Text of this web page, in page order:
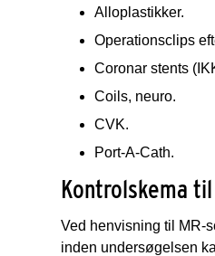
Alloplastikker.
Operationsclips
Coronar stents
Coils, neuro.
CVK.
Port-A-Cath.
Kontrolskema
Ved henvisning til MR-
inden undersøgelsen